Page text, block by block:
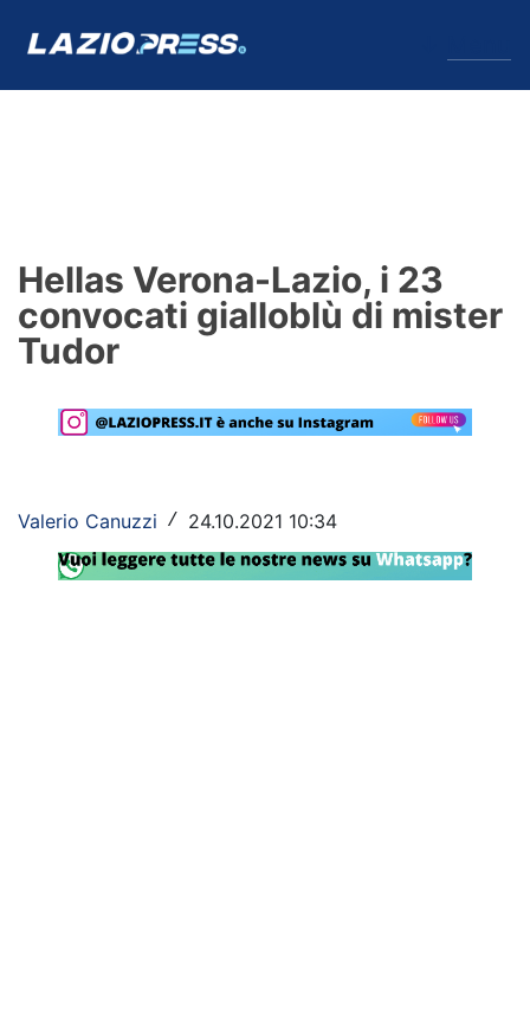
Formello
Infortuni
Primavera
Lazio Women
Rassegna Lazio
Hellas Verona-Lazio, i 23
convocati gialloblù di mister
Tudor
Valerio Canuzzi / 24.10.2021 10:34